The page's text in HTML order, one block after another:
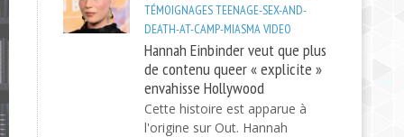
TÉMOIGNAGESTEENAGE-SEX-AND-
DEATH-AT-CAMP-MIASMAVIDEO
Hannah Einbinder veut que plus
de contenu queer « explicite »
envahisse Hollywood
Cette histoire est apparue à
l'origine sur Out. Hannah